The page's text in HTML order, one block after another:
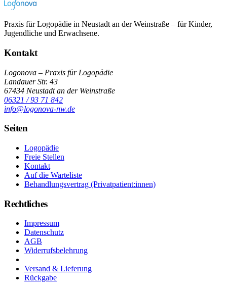
Praxis für Logopädie in Neustadt an der Weinstraße – für Kinder,
Jugendliche und Erwachsene.
Kontakt
Logonova – Praxis für Logopädie
Landauer Str. 43
67434 Neustadt an der Weinstraße
06321 / 93 71 842
info@logonova-nw.de
Seiten
Logopädie
Freie Stellen
Kontakt
Auf die Warteliste
Behandlungsvertrag (Privatpatient:innen)
Rechtliches
Impressum
Datenschutz
AGB
Widerrufsbelehrung
Versand & Lieferung
Rückgabe